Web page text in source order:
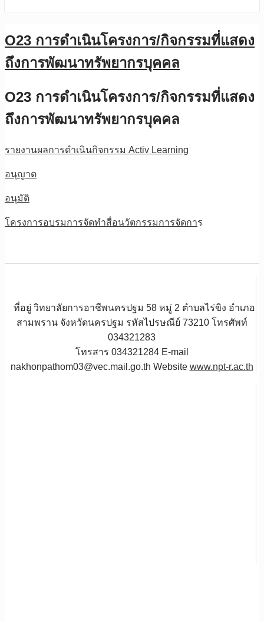
O23 การดำเนินโครงการ/กิจกรรมที่แสดง
ถึงการพัฒนาทรัพยากรบุคคล
O23 การดำเนินโครงการ/กิจกรรมที่แสดง
ถึงการพัฒนาทรัพยากรบุคคล
รายงานผลการดำเนินกิจกรรม Activ Learning
อนุญาต
อนุมัติ
โครงการอบรมการจัดทำสื่อนวัตกรรมการจัดการ
ที่อยู่ วิทยาลัยการอาชีพนครปฐม 58 หมู่ 2 ตำบลไร่ขิง อำเภอ
สามพราน จังหวัดนครปฐม รหัสไปรษณีย์ 73210 โทรศัพท์
034321283
โทรสาร 034321284 E-mail
nakhonpathom03@vec.mail.go.th Website www.npt-r.ac.th